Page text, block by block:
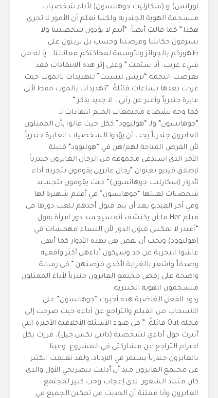
لورانس) و (سكارليت جوهانسون) لأداء شخصيات
منسجمة الهوية الجندرية ولكننا نعلم أن الأمور لا تجري
هكذا.” كما قالت أيضاً: “أنتم لا تؤدون شخصيتنا ولا
تسرقون حكايتنا وفرصتنا وحسب بل تربتون على
ظهوركم بالجوائز والأوسمة لمحاكتكم معاناتنا… يا له من
شيء غريب. أنا سئمت.” وعلى إثر هذه الانتقادات فقد
تعرضت النجمة “تريس ليسيت” لتهديدات بالموت حيث
غردت بعدها بساعات قائلةً: “تهديدات بالموت فقط لأني
عابرة جندرياً وأعبر عن رأيي… لا جديد يذكر.”
كما وجه نشطاء مجتمعات الميم انتقادات لـ
“جوهانسون” ولـ “هوليوود” ككل حيث قالوا بأن الممثلون
العابرون جندرياً يجب أن يؤدوا الشخصيات العابرة جندرياً
لأن الفرص المتاحة لهم/هن في “هوليوود” قليلة.
الأمر الذي استدعى مجموعة من الرجال العابرون جندرياً
لإطلاق فيديو بعنوان “رجال عابرين يقومون بتجربة أداء
لأدوار (سكارليت جوهانسون)” حيث يقومون بتجسيد
شخصيات لعبتها “جوهانسون” في أفلام شهيرة لها
وفي آخر الفيديو بعد أن يتم قبول أحدهم للعب دورها في
فيلم Her ما أن يكتشف أنه سيجسد دور امرأة يقول
“أعتذر لا يمكنني قبول الدور لأن النساء مهمشات في
(هوليوود) ويجب أن يقمن هن بهذه الأدوار كما أنهن
عاشوا التجربة عن جد وسيكون أداءهن أكثر واقعية
وصدقاً وأشعر بالغرابة لأخذي فرصتهن.” في رسالة
واضحة على رفض مجتمع العابرون جندرياً لأداء الممثلون
منسجمون الهوية الجندرية.
ردود الفعل الغاضبة هذه أجبرت “جوهانسون” على
الانسحاب من الفيلم والتراجع عن أداءه حيث صرحت إلى
مجلة Out قائلةً: ” في ضوء الأسئلة الأخلاقية الأخيرة التي
أثيرت حول أداءي لشخصية (دانتي تكس جيل)، قررت بكل
احترام التراجع عن مشاركتي في المشروع. وعينا
بالعابرون جندرياً يستمر في الازدياد، ولقد تعلمت الكثير
عن مجتمع العابرون منذ أن أدليت بتصريحي الأول والذي
كان متبلد الشعور. لدي إعجاب وحب كبير لمجتمع
العابرون وأنا ممتنة أن الحديث عن تمكين الجميع في